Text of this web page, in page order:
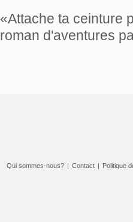
«Attache ta ceinture
roman d'aventures
Qui sommes-nous? | Contact | Politique